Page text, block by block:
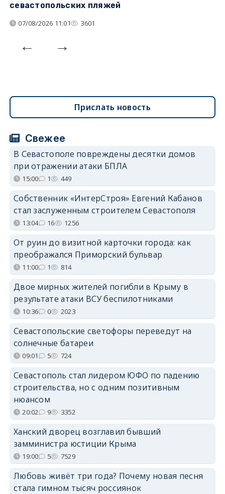
севастопольских пляжей
07/08/2026 11:01 3601
Прислать новость
Свежее
В Севастополе повреждены десятки домов
при отражении атаки БПЛА
15:00 1 449
Собственник «ИнтерСтроя» Евгений Кабанов
стал заслуженным строителем Севастополя
13:04 16 1256
От руин до визитной карточки города: как
преображался Приморский бульвар
11:00 1 814
Двое мирных жителей погибли в Крыму в
результате атаки ВСУ беспилотниками
10:36 0 2023
Севастопольские светофоры переведут на
солнечные батареи
09:01 5 724
Севастополь стал лидером ЮФО по падению
строительства, но с одним позитивным
нюансом
20:02 9 3352
Ханский дворец возглавил бывший
замминистра юстиции Крыма
19:00 5 7529
Любовь живёт три года? Почему новая песня
стала гимном тысяч россиянок